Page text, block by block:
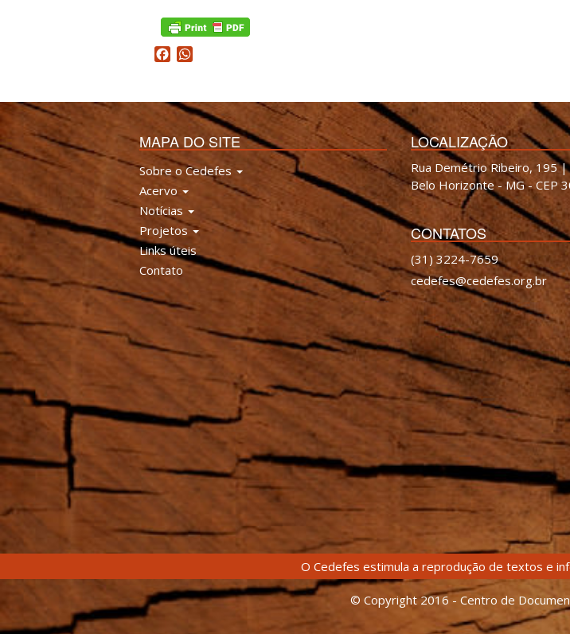
Facebook
MAPA DO SITE
Sobre o Cedefes
Acervo
Notícias
Projetos
Links úteis
Contato
LOCALIZAÇÃO
Rua Demétrio Ribeiro, 195 |
Belo Horizonte - MG - CEP
CONTATOS
(31) 3224-7659
cedefes@cedefes.org.br
O Cedefes estimula a reprodução de textos e
© Copyright 2016 - Centro de